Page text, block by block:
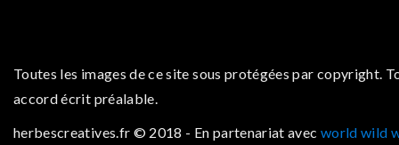
Toutes les images de ce site sous protégées par
accord écrit préalable.
herbescreatives.fr © 2018 - En partenariat avec world wild